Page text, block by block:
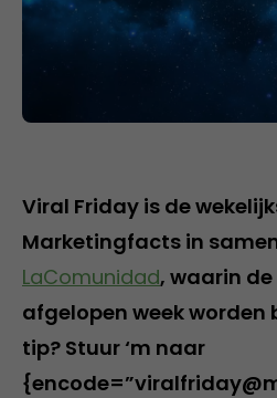
Viral Friday is de
Marketingfacts in
LaComunidad, waarin
afgelopen week worden
tip? Stuur ‘m naar